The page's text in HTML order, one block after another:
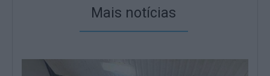
Mais notícias